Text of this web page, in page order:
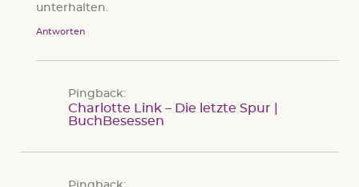
unterhalten.
Antworten
Pingback:
Charlotte Link – Die letzte Spur |
BuchBesessen